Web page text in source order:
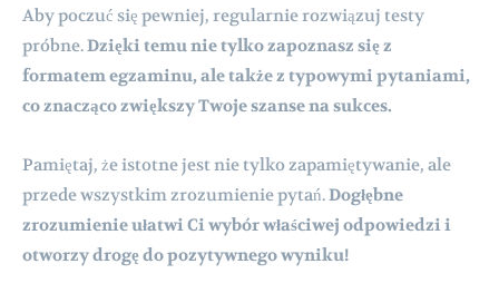
Aby poczuć się pewniej, regularnie rozwiązuj testy
próbne.Dzięki temu nie tylko zapoznasz się z
formatem egzaminu, ale także z typowymi pytaniami,
co znacząco zwiększy Twoje szanse na sukces.
Pamiętaj, że istotne jest nie tylko zapamiętywanie, ale
przede wszystkim zrozumienie pytań.Dogłębne
zrozumienie ułatwi Ci wybór właściwej odpowiedzi i
otworzy drogę do pozytywnego wyniku!